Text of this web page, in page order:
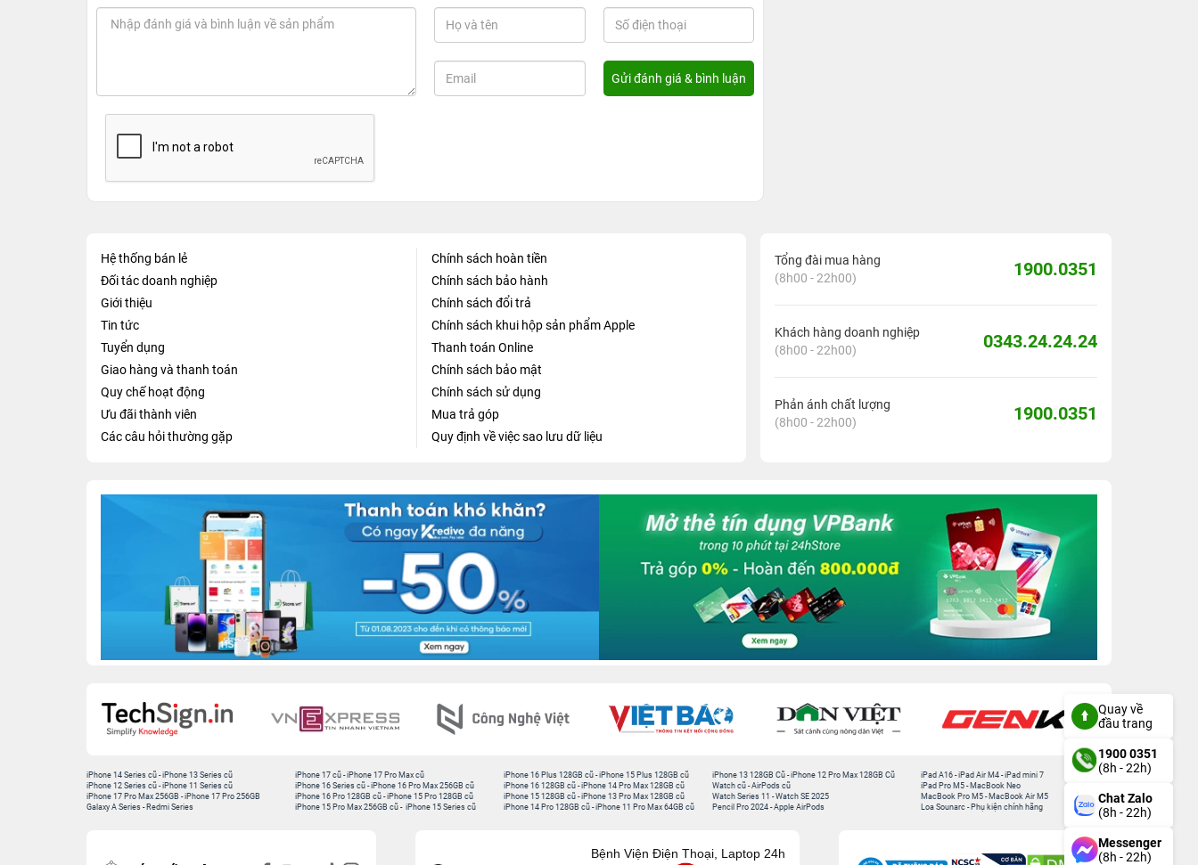
Hệ thống bán lẻ
Đối tác doanh nghiệp
Giới thiệu
Tin tức
Tuyển dụng
Giao hàng và thanh toán
Quy chế hoạt động
Ưu đãi thành viên
Các câu hỏi thường gặp
Chính sách hoàn tiền
Chính sách bảo hành
Chính sách đổi trả
Chính sách khui hộp sản phẩm Apple
Thanh toán Online
Chính sách bảo mật
Chính sách sử dụng
Mua trả góp
Quy định về việc sao lưu dữ liệu
Tổng đài mua hàng
(8h00 - 22h00)
1900.0351
Khách hàng doanh nghiệp
(8h00 - 22h00)
0343.24.24.24
Phản ánh chất lượng
(8h00 - 22h00)
1900.0351
iPhone 14 Series cũ -iPhone 13 Series cũ
iPhone 12 Series cũ -iPhone 11 Series cũ
iPhone 17 Pro Max 256GB -iPhone 17 Pro 256GB
Galaxy A Series - Redmi Series
iPhone 17 cũ -iPhone 17 Pro Max cũ
iPhone 16 Series cũ - iPhone 16 Pro Max 256GB cũ
iPhone 16 Pro 128GB cũ -iPhone 15 Pro 128GB cũ
iPhone 15 Pro Max 256GB cũ - iPhone 15 Series cũ
iPhone 16 Plus 128GB cũ -iPhone 15 Plus 128GB cũ
iPhone 16 128GB cũ -iPhone 14 Pro Max 128GB cũ
iPhone 15 128GB cũ -iPhone 13 Pro Max 128GB cũ
iPhone 14 Pro 128GB cũ -iPhone 11 Pro Max 64GB cũ
iPhone 13 128GB Cũ -iPhone 12 Pro Max 128GB Cũ
Watch cũ -AirPods cũ
Watch Series 11 -Watch SE 2025
Pencil Pro 2024 -Apple AirPods
iPad A16 -iPad Air M4 -iPad mini 7
iPad Pro M5 - MacBook Neo
MacBook Pro M5 - MacBook Air M5
Loa Sounarc - Phụ kiện chính hãng
Bệnh Viện Điện Thoại, Laptop 24h
Quay về
đầu trang
1900 0351
(8h - 22h)
Chat Zalo
(8h - 22h)
Messenger
(8h - 22h)